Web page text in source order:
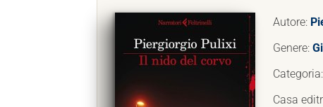
Autore:
Genere:
Categoria:
Casa